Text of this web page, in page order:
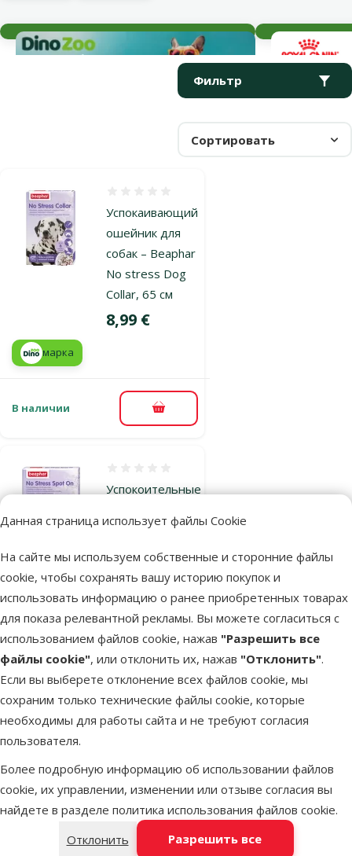
Данная страница использует файлы Cookie
На сайте мы используем собственные и сторонние файлы
cookie, чтобы сохранять вашу историю покупок и
использовать информацию о ранее приобретенных товарах
для показа релевантной рекламы. Вы можете согласиться с
использованием файлов cookie, нажав "Разрешить все
файлы cookie", или отклонить их, нажав "Отклонить".
Если вы выберете отклонение всех файлов cookie, мы
сохраним только технические файлы cookie, которые
необходимы для работы сайта и не требуют согласия
пользователя.
Более подробную информацию об использовании файлов
cookie, их управлении, изменении или отзыве согласия вы
найдете в разделе политика использования файлов cookie.
Отклонить
Разрешить все
Фильтр
Сортировать
Продукты в категории Успокоительные средства
Успокаивающий
ошейник для
собак – Beaphar
No stress Dog
Collar, 65 см
Цена
8,99 €
марка
В наличии В корзину
Успокоительные
– Beaphar No
Stress Spot On,
Цена
10,99 €
марка
В наличии В корзину
Успокоительное
для собак и
кошек – Beaphar
No stress
Tablets Dog and